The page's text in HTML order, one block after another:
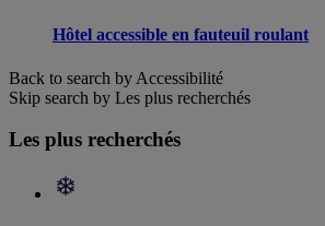
Hôtel accessible en fauteuil roulant
Back to search by Accessibilité
Skip search by Les plus recherchés
Les plus recherchés